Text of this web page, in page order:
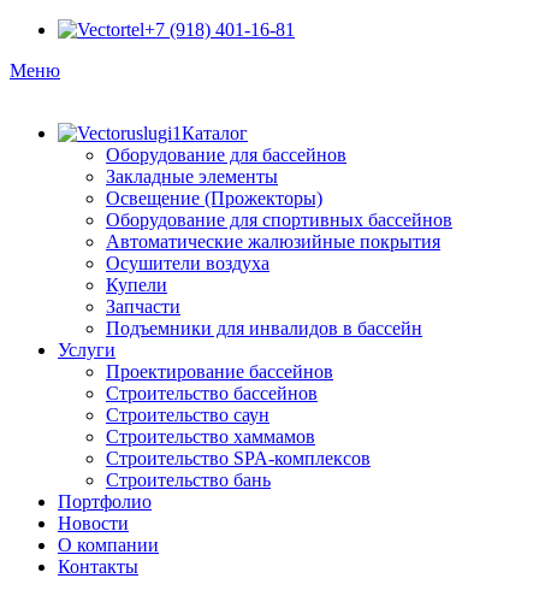
+7 (918) 401-16-81
Меню
Каталог
Оборудование для бассейнов
Закладные элементы
Освещение (Прожекторы)
Оборудование для спортивных бассейнов
Автоматические жалюзийные покрытия
Осушители воздуха
Купели
Запчасти
Подъемники для инвалидов в бассейн
Услуги
Проектирование бассейнов
Строительство бассейнов
Строительство саун
Строительство хаммамов
Строительство SPA-комплексов
Строительство бань
Портфолио
Новости
O компании
Контакты